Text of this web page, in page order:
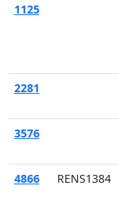
1125
2281
3576
4866 RENS1384